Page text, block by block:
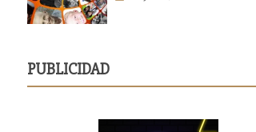
PUBLICIDAD